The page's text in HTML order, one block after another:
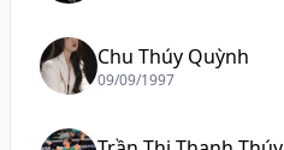
Chu Thúy Quỳnh
09/09/1997